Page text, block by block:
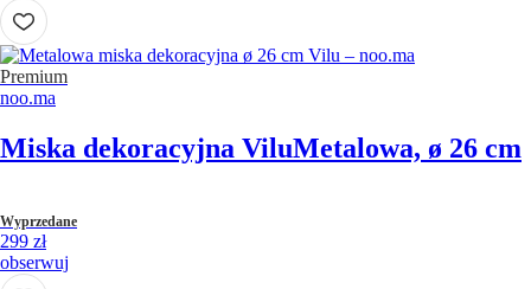
Premium
noo.ma
Miska dekoracyjna ViluMetalowa, ø 26 cm
Wyprzedane
299 zł
obserwuj